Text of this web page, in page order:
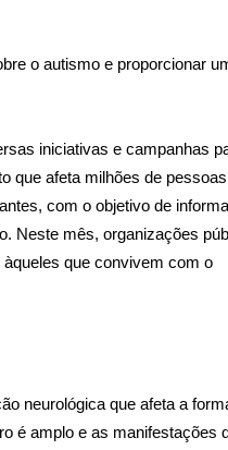
o autismo e proporcionar
iniciativas e campanhas
que afeta milhões de
com o objetivo de
Neste mês, organizações
que convivem com o
neurológica que afeta a
é amplo e as manifestações